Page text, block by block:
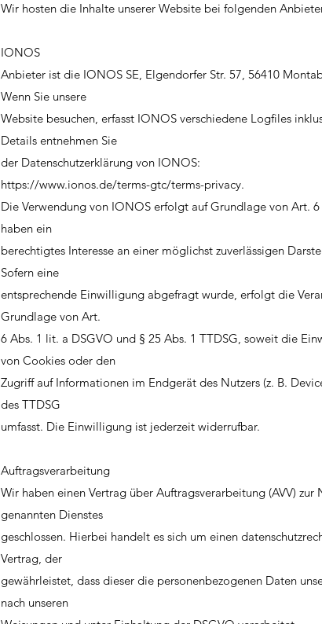
Wir hosten die Inhalte unserer Website bei folgenden
IONOS
Anbieter ist die IONOS SE, Elgendorfer Str. 57, 56410
Wenn Sie unsere
Website besuchen, erfasst IONOS verschiedene Logfiles
Details entnehmen Sie
der Datenschutzerklärung von IONOS:
https://www.ionos.de/terms-gtc/terms-privacy.
Die Verwendung von IONOS erfolgt auf Grundlage von Art.
haben ein
berechtigtes Interesse an einer möglichst zuverlässigen
Sofern eine
entsprechende Einwilligung abgefragt wurde, erfolgt die
Grundlage von Art.
6 Abs. 1 lit. a DSGVO und § 25 Abs. 1 TTDSG, soweit die
von Cookies oder den
Zugriff auf Informationen im Endgerät des Nutzers (z. B.
des TTDSG
umfasst. Die Einwilligung ist jederzeit widerrufbar.
Auftragsverarbeitung
Wir haben einen Vertrag über Auftragsverarbeitung (AVV) zur
genannten Dienstes
geschlossen. Hierbei handelt es sich um einen
Vertrag, der
gewährleistet, dass dieser die personenbezogenen Daten
nach unseren